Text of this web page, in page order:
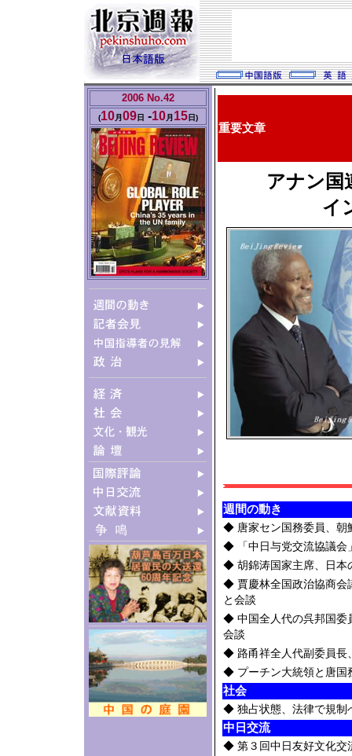
2006 No.42
(10月 09日 -10月 15日)
重要文章
アナン国
イ
週間の動き
◆ 唐家セン国務委員、朝
◆
「中日与党交流協議
◆ 胡錦涛国家主席、日本
◆ 賈慶林全国政治協商会
と会談
◆ 中国全人代の呉邦国委
会談
◆ 路甬祥全人代副委員長
◆ プーチン大統領と唐国
社会
◆ 独占状態、法律で規制
中日交流
◆ 第３回中日友好文化交